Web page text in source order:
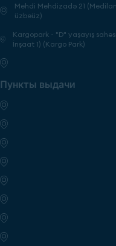
Mehdi Mehdizadə 21
üzbəüz)
Kargopark - "D" yaşayış
İnşaat 1) (Kargo Park)
Пункты выдачи